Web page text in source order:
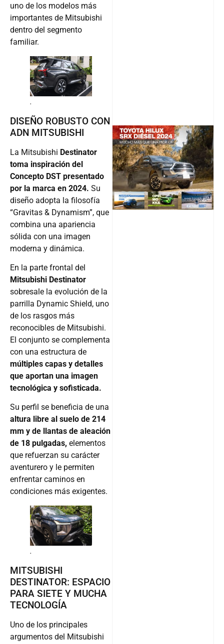
uno de los modelos más
importantes de Mitsubishi
dentro del segmento
familiar.
.
DISEÑO ROBUSTO CON
ADN MITSUBISHI
La Mitsubishi Destinator
toma inspiración del
Concepto DST presentado
por la marca en 2024. Su
diseño adopta la filosofía
“Gravitas & Dynamism”, que
combina una apariencia
sólida con una imagen
moderna y dinámica.
En la parte frontal del
Mitsubishi Destinator
sobresale la evolución de la
parrilla Dynamic Shield, uno
de los rasgos más
reconocibles de Mitsubishi.
El conjunto se complementa
con una estructura de
múltiples capas y detalles
que aportan una imagen
tecnológica y sofisticada.
Su perfil se beneficia de una
altura libre al suelo de 214
mm y de llantas de aleación
de 18 pulgadas, elementos
que refuerzan su carácter
aventurero y le permiten
enfrentar caminos en
condiciones más exigentes.
.
MITSUBISHI
DESTINATOR: ESPACIO
PARA SIETE Y MUCHA
TECNOLOGÍA
Uno de los principales
argumentos del Mitsubishi
Follow